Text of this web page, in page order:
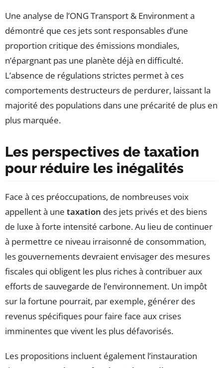
Une analyse de l’ONG Transport & Environment a
démontré que ces jets sont responsables d’une
proportion critique des émissions mondiales,
n’épargnant pas une planète déjà en difficulté.
L’absence de régulations strictes permet à ces
comportements destructeurs de perdurer, laissant la
majorité des populations dans une précarité de plus en
plus marquée.
Les perspectives de taxation
pour réduire les inégalités
Face à ces préoccupations, de nombreuses voix
appellent à une taxation des jets privés et des biens
de luxe à forte intensité carbone. Au lieu de continuer
à permettre ce niveau irraisonné de consommation,
les gouvernements devraient envisager des mesures
fiscales qui obligent les plus riches à contribuer aux
efforts de sauvegarde de l’environnement. Un impôt
sur la fortune pourrait, par exemple, générer des
revenus spécifiques pour faire face aux crises
imminentes que vivent les plus défavorisés.
Les propositions incluent également l’instauration